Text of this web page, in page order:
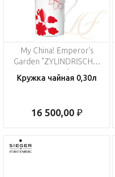
My China! Emperor's
Garden "ZYLINDRISCHE-
FORM"
Кружка чайная 0,30л
16 500,00 ₽